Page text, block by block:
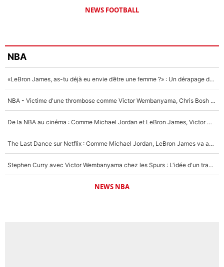
NEWS FOOTBALL
NBA
«LeBron James, as-tu déjà eu envie d’être une femme ?» : Un dérapage de Donald Trump sur la superstar de la NBA refait surface
NBA - Victime d'une thrombose comme Victor Wembanyama, Chris Bosh prévient le Français des risques sur sa santé : «J’ai failli mourir sur le coup et j’ai été ramené à la vie»
De la NBA au cinéma : Comme Michael Jordan et LeBron James, Victor Wembanyama rêve d'une carrière d'acteur !
The Last Dance sur Netflix : Comme Michael Jordan, LeBron James va avoir le droit à sa série !
Stephen Curry avec Victor Wembanyama chez les Spurs : L'idée d'un trade historique est lancée en NBA !
NEWS NBA